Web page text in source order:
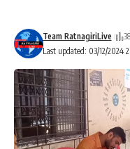
Last updated: 03/12/2024
Team RatnagiriLive